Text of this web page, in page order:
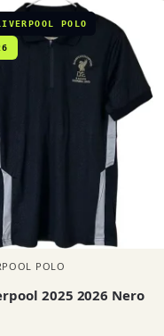
POLO
POLO
2025 2026 Nero